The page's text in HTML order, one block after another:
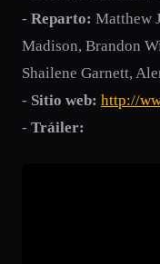
- Reparto: Matthew
Madison, Brandon
Shailene Garnett,
- Sitio web: http://
- Tráiler: